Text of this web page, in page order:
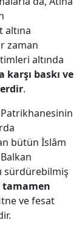
zaman
altında
baskı ve
.
bütün İslâm
sürdürebilmiş
tamamen
ve fesat